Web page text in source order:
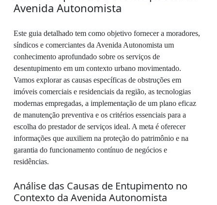
Avenida Autonomista
Este guia detalhado tem como objetivo fornecer a moradores,
síndicos e comerciantes da Avenida Autonomista um
conhecimento aprofundado sobre os serviços de
desentupimento em um contexto urbano movimentado.
Vamos explorar as causas específicas de obstruções em
imóveis comerciais e residenciais da região, as tecnologias
modernas empregadas, a implementação de um plano eficaz
de manutenção preventiva e os critérios essenciais para a
escolha do prestador de serviços ideal. A meta é oferecer
informações que auxiliem na proteção do patrimônio e na
garantia do funcionamento contínuo de negócios e
residências.
Análise das Causas de Entupimento no
Contexto da Avenida Autonomista